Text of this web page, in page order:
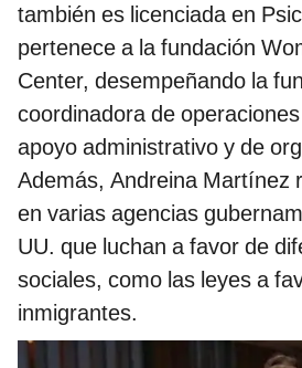
también es licenciada en
pertenece a la fundación
Center, desempeñando la
coordinadora de
apoyo administrativo y de
Además, Andreina Martínez
en varias agencias
UU. que luchan a favor de
sociales, como las leyes a
inmigrantes.